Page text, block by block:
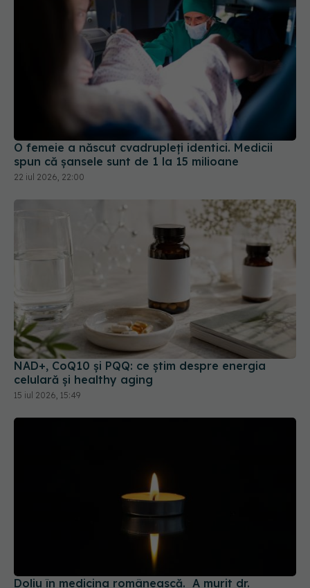
O femeie a născut cvadrupleți identici. Medicii
spun că șansele sunt de 1 la 15 milioane
22 iul 2026, 22:00
NAD+, CoQ10 și PQQ: ce știm despre energia
celulară și healthy aging
15 iul 2026, 15:49
Doliu în medicina românească. A murit dr.
Narcisa Nicolescu